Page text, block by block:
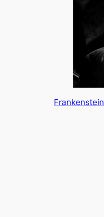
Frankenstein